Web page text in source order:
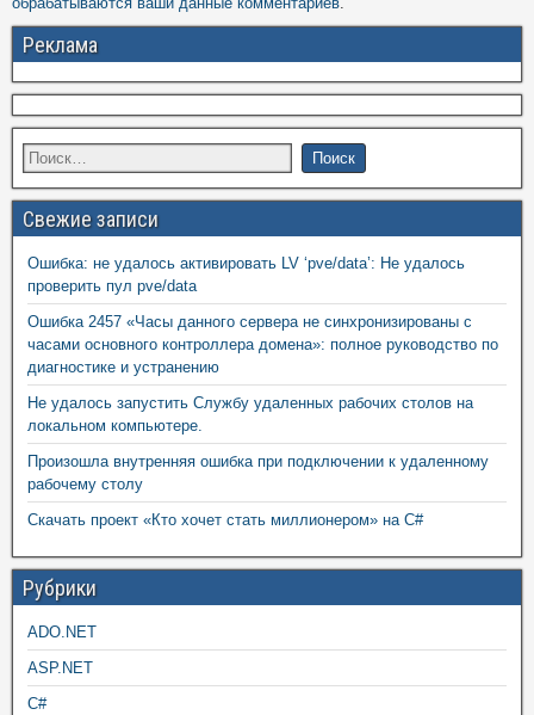
Реклама
Свежие записи
Ошибка: не удалось активировать LV ‘pve/data’: Не удалось
проверить пул pve/data
Ошибка 2457 «Часы данного сервера не синхронизированы с
часами основного контроллера домена»: полное руководство по
диагностике и устранению
Не удалось запустить Службу удаленных рабочих столов на
локальном компьютере.
Произошла внутренняя ошибка при подключении к удаленному
рабочему столу
Скачать проект «Кто хочет стать миллионером» на C#
Рубрики
ADO.NET
ASP.NET
C#